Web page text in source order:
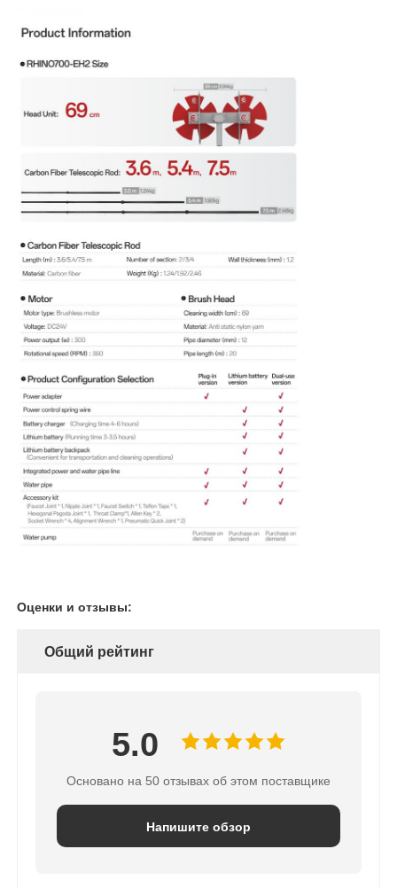
Оценки и отзывы:
Общий рейтинг
5.0
Основано на 50 отзывах об этом поставщике
Напишите обзор